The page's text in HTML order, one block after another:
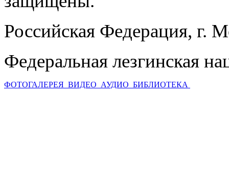
Российская Федерация, г.
Федеральная лезгинская
ФОТОГАЛЕРЕЯ ВИДЕО АУДИО БИБЛИОТЕКА